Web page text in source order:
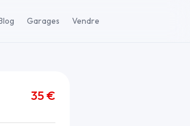
Garages Vendre
35 €